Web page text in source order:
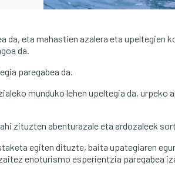
da, eta mahastien azalera eta upeltegien
da.
paregabea da.
munduko lehen upeltegia da, urpeko
zituzten abenturazale eta ardozaleek
egiten dituzte, baita upategiaren
enoturismo esperientzia paregabea